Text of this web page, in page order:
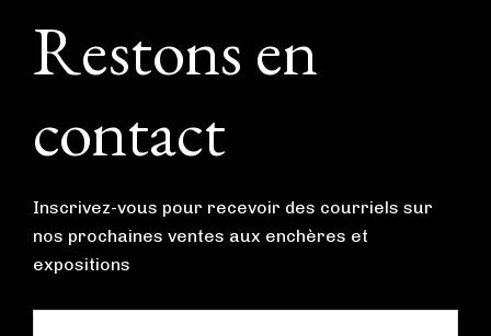
Footer
Restons en
contact
Inscrivez-vous pour recevoir des courriels sur
nos prochaines ventes aux enchères et
expositions